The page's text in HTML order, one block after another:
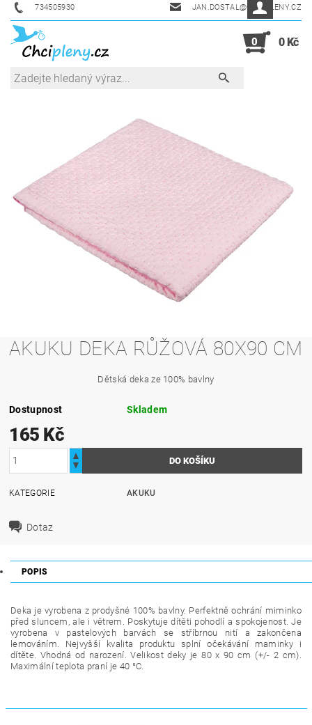
734505930 JAN.DOSTAL@CHCIPLENY.CZ
0 0 Kč
AKUKU DEKA RŮŽOVÁ 80X90 CM
Dětská deka ze 100% bavlny
Dostupnost Skladem
165 Kč
KATEGORIE AKUKU
Dotaz
POPIS
Deka je vyrobena z prodyšné 100% bavlny. Perfektně ochrání miminko
před sluncem, ale i větrem. Poskytuje dítěti pohodlí a spokojenost. Je
vyrobena v pastelových barvách se stříbrnou nití a zakončena
lemováním. Nejvyšší kvalita produktu splní očekávání maminky i
dítěte. Vhodná od narození. Velikost deky je 80 x 90 cm (+/- 2 cm).
Maximální teplota praní je 40 °C.